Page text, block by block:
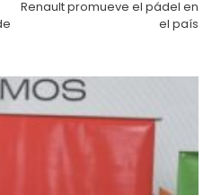
Renault promueve el pádel en
el país